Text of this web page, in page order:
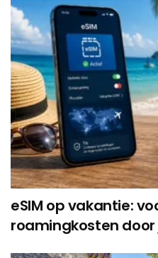
eSIM op vakantie:
roamingkosten